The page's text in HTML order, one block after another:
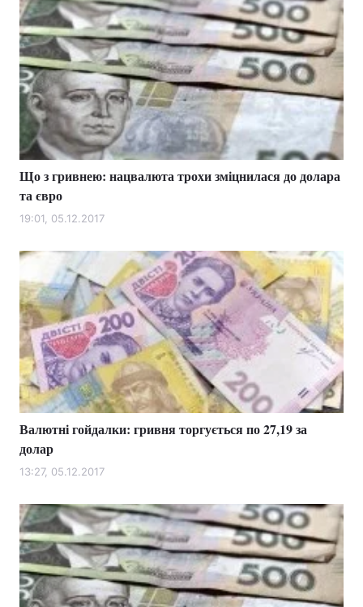
Що з гривнею: нацвалюта трохи зміцнилася до долара
та євро
19:01, 05.12.2017
Валютні гойдалки: гривня торгується по 27,19 за
долар
13:27, 05.12.2017